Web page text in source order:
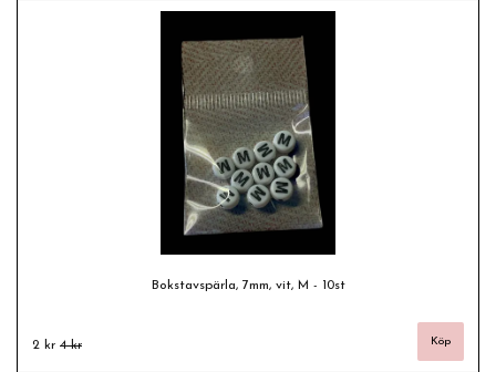
Bokstavspärla, 7mm, vit, M - 10st
2 kr 4 kr